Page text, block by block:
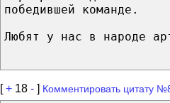
победившей команде.
Любят у нас в народе
[+ 18 - ] Комментировать цитату